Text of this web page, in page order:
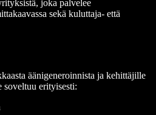
joka palvelee
sekä kuluttaja- että
äänigeneroinnista ja kehittäjille
soveltuu erityisesti: